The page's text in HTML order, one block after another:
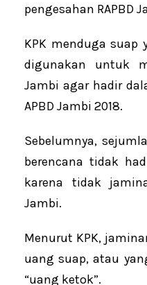
pengesahan RAPBD
KPK menduga suap
digunakan untuk
Jambi agar hadir
APBD Jambi 2018.
Sebelumnya,
berencana tidak
karena tidak
Jambi.
Menurut KPK,
uang suap, atau
“uang ketok”.